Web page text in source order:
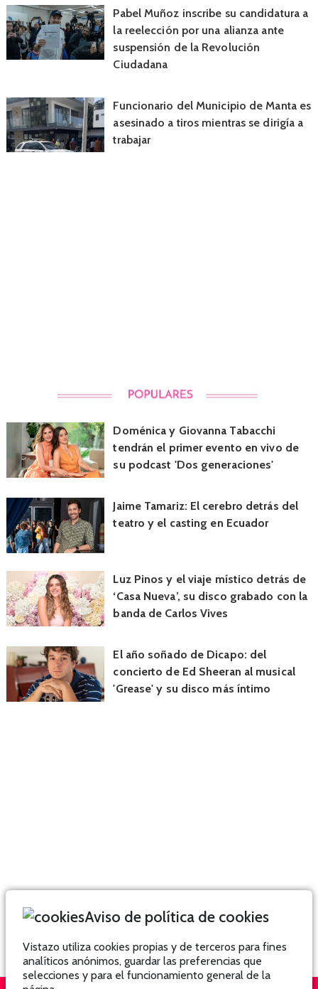
Pabel Muñoz inscribe su candidatura a
la reelección por una alianza ante
suspensión de la Revolución
Ciudadana
Funcionario del Municipio de Manta es
asesinado a tiros mientras se dirigía a
trabajar
Doménica y Giovanna Tabacchi
tendrán el primer evento en vivo de
su podcast 'Dos generaciones'
Jaime Tamariz: El cerebro detrás del
teatro y el casting en Ecuador
Luz Pinos y el viaje místico detrás de
‘Casa Nueva’, su disco grabado con la
banda de Carlos Vives
El año soñado de Dicapo: del
concierto de Ed Sheeran al musical
'Grease' y su disco más íntimo
Aviso de política de cookies
Vistazo utiliza cookies propias y de terceros para fines
analíticos anónimos, guardar las preferencias que
selecciones y para el funcionamiento general de la